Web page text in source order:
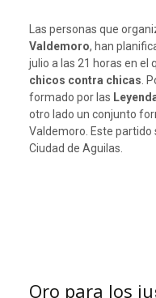
Las personas que
Valdemoro, han
julio a las 21 horas en el
chicos contra chicas .
formado por las
otro lado un conjunto
Valdemoro. Este
Ciudad de Aguilas.
Oro para los